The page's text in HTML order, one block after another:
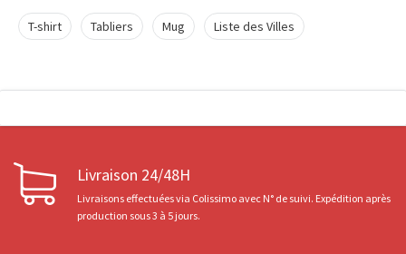
T-shirt Tabliers Mug Liste des Villes
Livraison 24/48H
Livraisons effectuées via Colissimo avec N° de suivi. Expédition après
production sous 3 à 5 jours.